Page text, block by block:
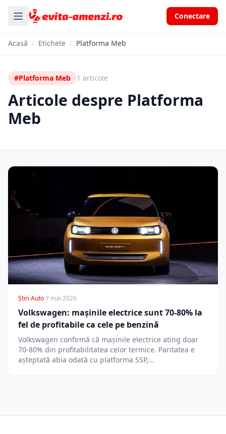
Conectare
Acasă / Etichete / Platforma Meb
#Platforma Meb 1 articole
Articole despre Platforma
Meb
Știri Auto·7 mai 2026
Volkswagen: mașinile electrice sunt 70-80% la
fel de profitabile ca cele pe benzină
Volkswagen confirmă că mașinile electrice ating doar
70-80% din profitabilitatea celor termice. Paritatea e
așteptată abia odată cu platforma SSP,…